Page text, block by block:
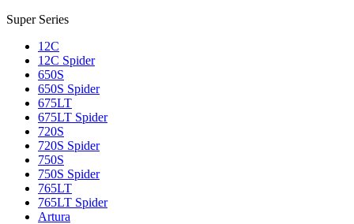
Super Series
12C
12C Spider
650S
650S Spider
675LT
675LT Spider
720S
720S Spider
750S
750S Spider
765LT
765LT Spider
Artura